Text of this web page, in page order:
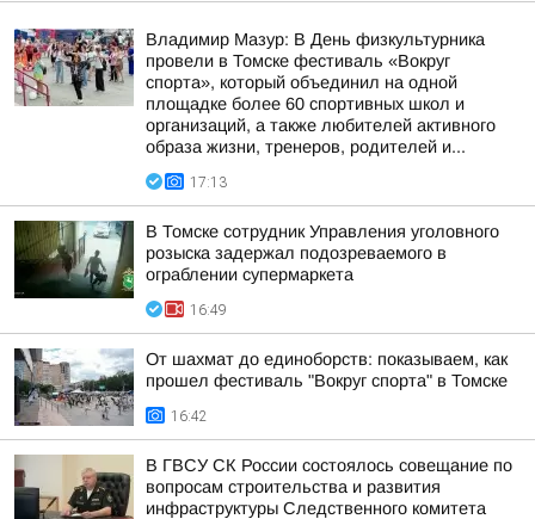
Владимир Мазур: В День физкультурника
провели в Томске фестиваль «Вокруг
спорта», который объединил на одной
площадке более 60 спортивных школ и
организаций, а также любителей активного
образа жизни, тренеров, родителей и...
17:13
В Томске сотрудник Управления уголовного
розыска задержал подозреваемого в
ограблении супермаркета
16:49
От шахмат до единоборств: показываем, как
прошел фестиваль "Вокруг спорта" в Томске
16:42
В ГВСУ СК России состоялось совещание по
вопросам строительства и развития
инфраструктуры Следственного комитета